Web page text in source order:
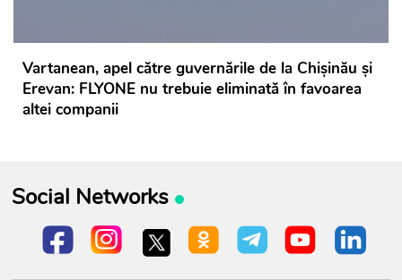
Vartanean, apel către guvernările de la Chișinău și
Erevan: FLYONE nu trebuie eliminată în favoarea
altei companii
Social Networks